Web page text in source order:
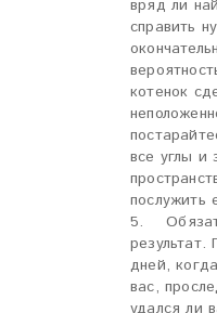
вряд ли
справить
котенок
все углы и
послужить
5.
результат.
дней,
вас,
удался ли